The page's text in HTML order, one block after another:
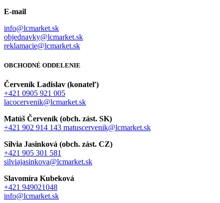
E-mail
info@lcmarket.sk
objednavky@lcmarket.sk
reklamacie@lcmarket.sk
OBCHODNÉ ODDELENIE
Červeník Ladislav (konateľ)
+421 0905 921 005
lacocervenik@lcmarket.sk
Matúš Červeník (obch. zást. SK)
+421 902 914 143 matuscervenik@lcmarket.sk
Silvia Jasinková (obch. zást. CZ)
+421 905 301 581
silviajasinkova@lcmarket.sk
Slavomíra Kubeková
+421 949021048
info@lcmarket.sk